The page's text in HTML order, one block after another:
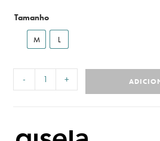
Tamanho
M L
- +